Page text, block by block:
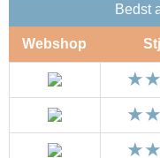
Bedst
Webshop